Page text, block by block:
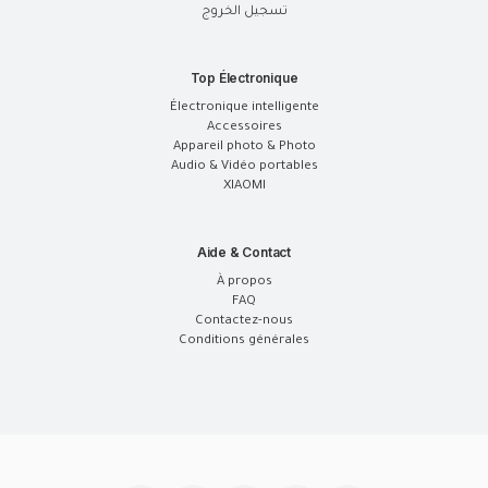
تسجيل الخروج
Top Électronique
Électronique intelligente
Accessoires
Appareil photo & Photo
Audio & Vidéo portables
XIAOMI
Aide & Contact
À propos
FAQ
Contactez-nous
Conditions générales